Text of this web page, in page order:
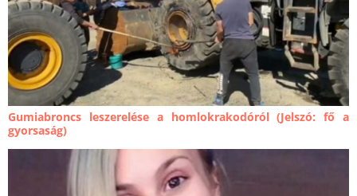
Gumiabroncs leszerelése a homlokrakodóról (Jelszó: fő a
gyorsaság)